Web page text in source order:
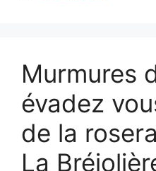
Murmures
évadez
de la
La